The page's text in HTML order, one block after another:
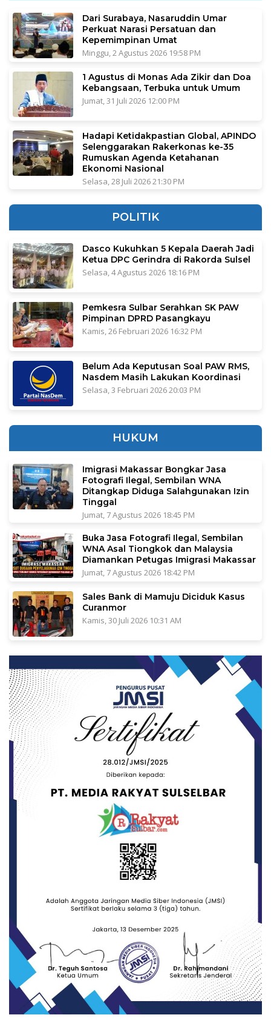
Dari Surabaya, Nasaruddin Umar
Perkuat Narasi Persatuan dan
Kepemimpinan Umat
Minggu, 2 Agustus 2026 19:58 PM
1 Agustus di Monas Ada Zikir dan Doa
Kebangsaan, Terbuka untuk Umum
Jumat, 31 Juli 2026 12:00 PM
Hadapi Ketidakpastian Global, APINDO
Selenggarakan Rakerkonas ke-35
Rumuskan Agenda Ketahanan
Ekonomi Nasional
Selasa, 28 Juli 2026 21:30 PM
POLITIK
Dasco Kukuhkan 5 Kepala Daerah Jadi
Ketua DPC Gerindra di Rakorda Sulsel
Selasa, 4 Agustus 2026 18:16 PM
Pemkesra Sulbar Serahkan SK PAW
Pimpinan DPRD Pasangkayu
Kamis, 26 Februari 2026 16:32 PM
Belum Ada Keputusan Soal PAW RMS,
Nasdem Masih Lakukan Koordinasi
Selasa, 3 Februari 2026 20:03 PM
HUKUM
Imigrasi Makassar Bongkar Jasa
Fotografi Ilegal, Sembilan WNA
Ditangkap Diduga Salahgunakan Izin
Tinggal
Jumat, 7 Agustus 2026 18:45 PM
Buka Jasa Fotografi Ilegal, Sembilan
WNA Asal Tiongkok dan Malaysia
Diamankan Petugas Imigrasi Makassar
Jumat, 7 Agustus 2026 18:42 PM
Sales Bank di Mamuju Diciduk Kasus
Curanmor
Kamis, 30 Juli 2026 10:31 AM